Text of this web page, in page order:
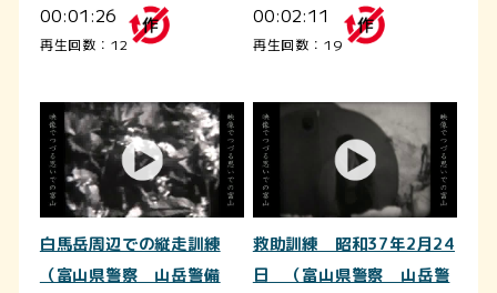
00:01:26
再生回数：12
00:02:11
再生回数：19
白馬岳周辺での縦走訓練
（富山県警察 山岳警備
救助訓練 昭和37年2月24
日 （富山県警察 山岳警